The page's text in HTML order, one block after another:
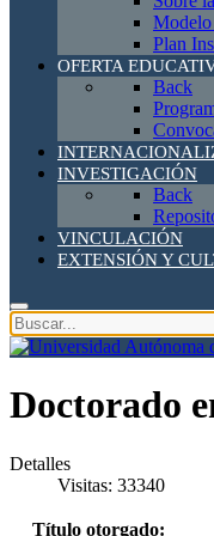
Plan
OFERTA
Back
INVESTIGACIÓN
Back
VINCULACIÓN
EXTENSIÓN Y
Doctorado
Detalles
Visitas: 33340
Título otorgado: